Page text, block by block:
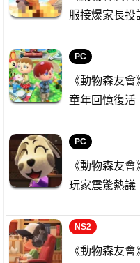
服接爆家長投
PC
《動物森友
童年回憶復活
PC
《動物森友
玩家震驚熱議
NS2
《動物森友